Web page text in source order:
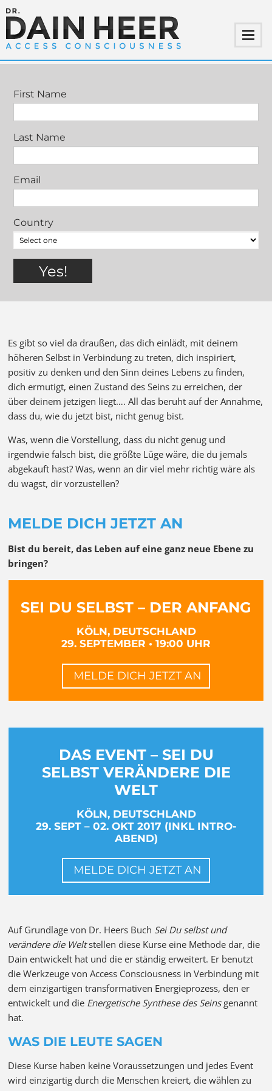
SEI DU SELBST EVENT | DEUTSCHLAND
2017
First Name
Last Name
Email
Country
Es gibt so viel da draußen, das dich einlädt, mit deinem
höheren Selbst in Verbindung zu treten, dich inspiriert,
positiv zu denken und den Sinn deines Lebens zu finden,
dich ermutigt, einen Zustand des Seins zu erreichen, der
über deinem jetzigen liegt…. All das beruht auf der Annahme,
dass du, wie du jetzt bist, nicht genug bist.
Was, wenn die Vorstellung, dass du nicht genug und
irgendwie falsch bist, die größte Lüge wäre, die du jemals
abgekauft hast? Was, wenn an dir viel mehr richtig wäre als
du wagst, dir vorzustellen?
MELDE DICH JETZT AN
Bist du bereit, das Leben auf eine ganz neue Ebene zu
bringen?
SEI DU SELBST – DER ANFANG
KÖLN, DEUTSCHLAND
29. SEPTEMBER • 19:00 UHR
MELDE DICH JETZT AN
DAS EVENT – SEI DU
SELBST VERÄNDERE DIE
WELT
KÖLN, DEUTSCHLAND
29. SEPT – 02. OKT 2017 (INKL INTRO-
ABEND)
MELDE DICH JETZT AN
Auf Grundlage von Dr. Heers Buch Sei Du selbst und
verändere die Weltstellen diese Kurse eine Methode dar, die
Dain entwickelt hat und die er ständig erweitert. Er benutzt
die Werkzeuge von Access Consciousness in Verbindung mit
dem einzigartigen transformativen Energieprozess, den er
entwickelt und die Energetische Synthese des Seinsgenannt
hat.
WAS DIE LEUTE SAGEN
Diese Kurse haben keine Voraussetzungen und jedes Event
wird einzigartig durch die Menschen kreiert, die wählen zu